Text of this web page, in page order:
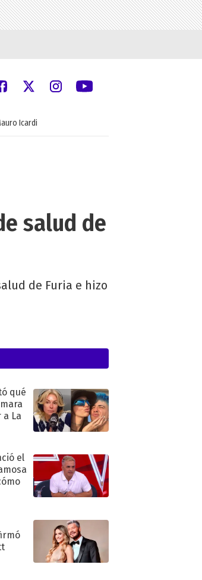
Icardi
salud de
de Furia e hizo
qué
La
el